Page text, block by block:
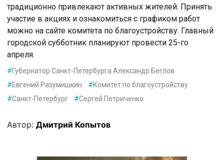
традиционно привлекают активных жителей. Принять
участие в акциях и ознакомиться с графиком работ
можно на сайте комитета по благоустройству. Главный
городской субботник планируют провести 25-го
апреля.
#Губернатор Санкт-Петербурга Александр Беглов
#Евгений Разумишкин #Комитет по благоустройству
#Санкт-Петербург #Сергей Петриченко
Автор: Дмитрий Копытов